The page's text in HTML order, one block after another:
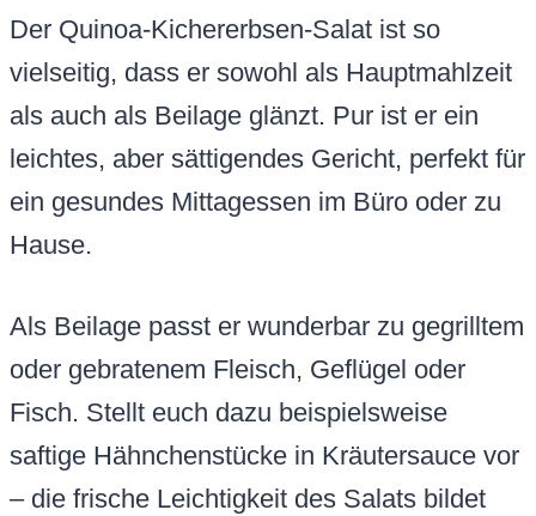
Der Quinoa-Kichererbsen-Salat ist so
vielseitig, dass er sowohl als Hauptmahlzeit
als auch als Beilage glänzt. Pur ist er ein
leichtes, aber sättigendes Gericht, perfekt für
ein gesundes Mittagessen im Büro oder zu
Hause.
Als Beilage passt er wunderbar zu gegrilltem
oder gebratenem Fleisch, Geflügel oder
Fisch. Stellt euch dazu beispielsweise
saftige Hähnchenstücke in Kräutersauce vor
– die frische Leichtigkeit des Salats bildet